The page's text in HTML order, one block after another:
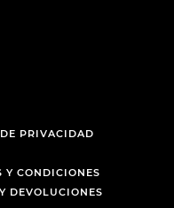
PRIVACIDAD
Y CONDICIONES
DEVOLUCIONES